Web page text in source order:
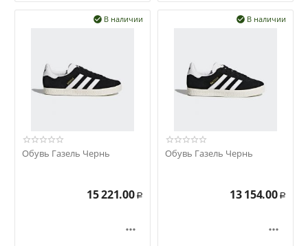
В наличии

Обувь Газель Чернь
15 221.00 Р

В наличии

Обувь Газель Чернь
13 154.00 Р
